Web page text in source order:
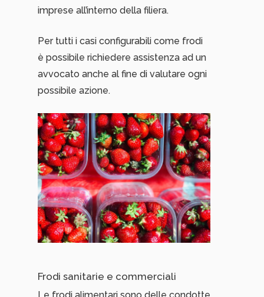
imprese all’interno della filiera.
Per tutti i casi configurabili come frodi
è possibile richiedere assistenza ad un
avvocato anche al fine di valutare ogni
possibile azione.
Frodi sanitarie e commerciali
Le frodi alimentari sono delle condotte